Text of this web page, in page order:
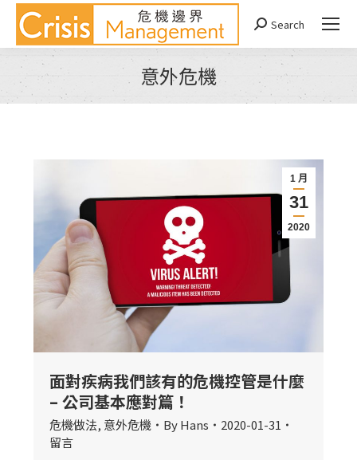
Search:
Search
意外危機
You are here:
1 月
31
2020
面對疾病我們該有的危機控管是什麼
– 公司基本應對篇！
危機做法, 意外危機 ByHans
2020-01-31
留言